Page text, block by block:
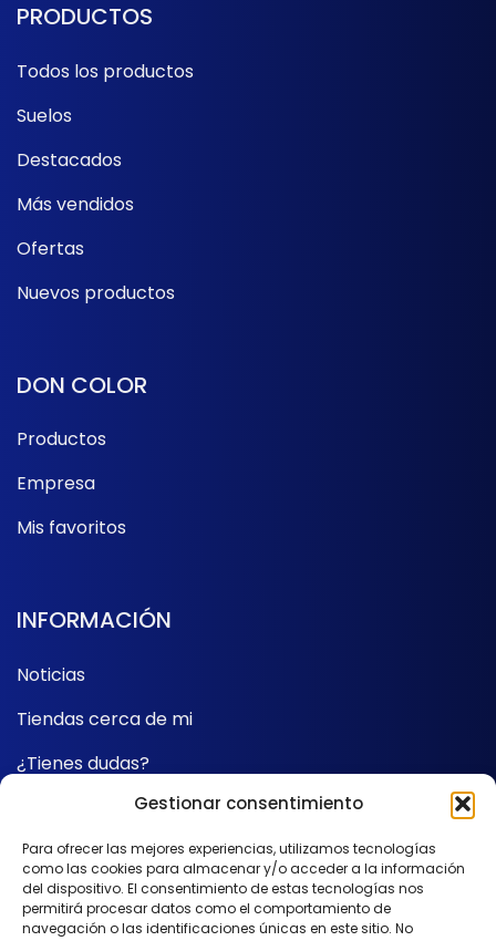
Gestionar consentimiento
Para ofrecer las mejores experiencias, utilizamos tecnologías
como las cookies para almacenar y/o acceder a la información
del dispositivo. El consentimiento de estas tecnologías nos
permitirá procesar datos como el comportamiento de
navegación o las identificaciones únicas en este sitio. No
PRODUCTOS
Todos los productos
Suelos
Destacados
Más vendidos
Ofertas
Nuevos productos
DON COLOR
Productos
Empresa
Mis favoritos
INFORMACIÓN
Noticias
Tiendas cerca de mi
¿Tienes dudas?
SÍGUENOS